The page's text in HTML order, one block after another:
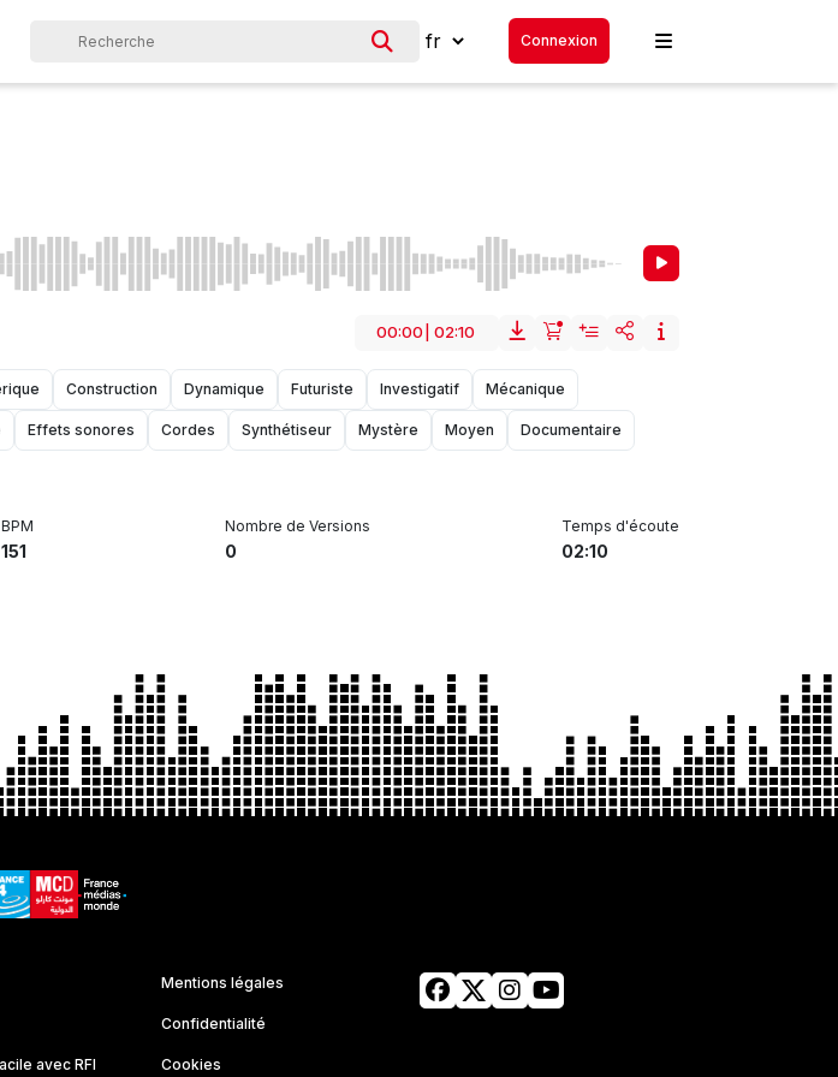
Connexion
00:00 02:10
Construction Dynamique Futuriste Investigatif Mécanique
Effets sonores Cordes Synthétiseur Mystère Moyen Documentaire
BPM
151
Nombre de Versions
0
Temps d'écoute
02:10
avec RFI
Mentions légales
Confidentialité
Cookies